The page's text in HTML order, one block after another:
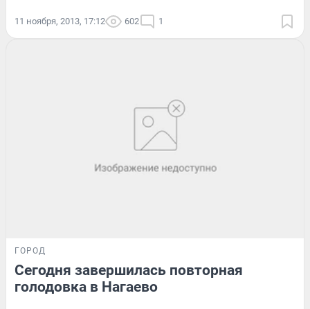
11 ноября, 2013, 17:12 602 1
ГОРОД
Сегодня завершилась повторная
голодовка в Нагаево